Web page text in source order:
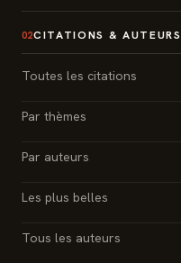
02CITATIONS & AUTEURS
Toutes les citations
Par thèmes
Par auteurs
Les plus belles
Tous les auteurs